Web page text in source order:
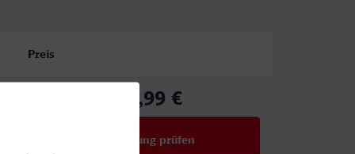
Preis
43,99 €
Verbindung prüfen